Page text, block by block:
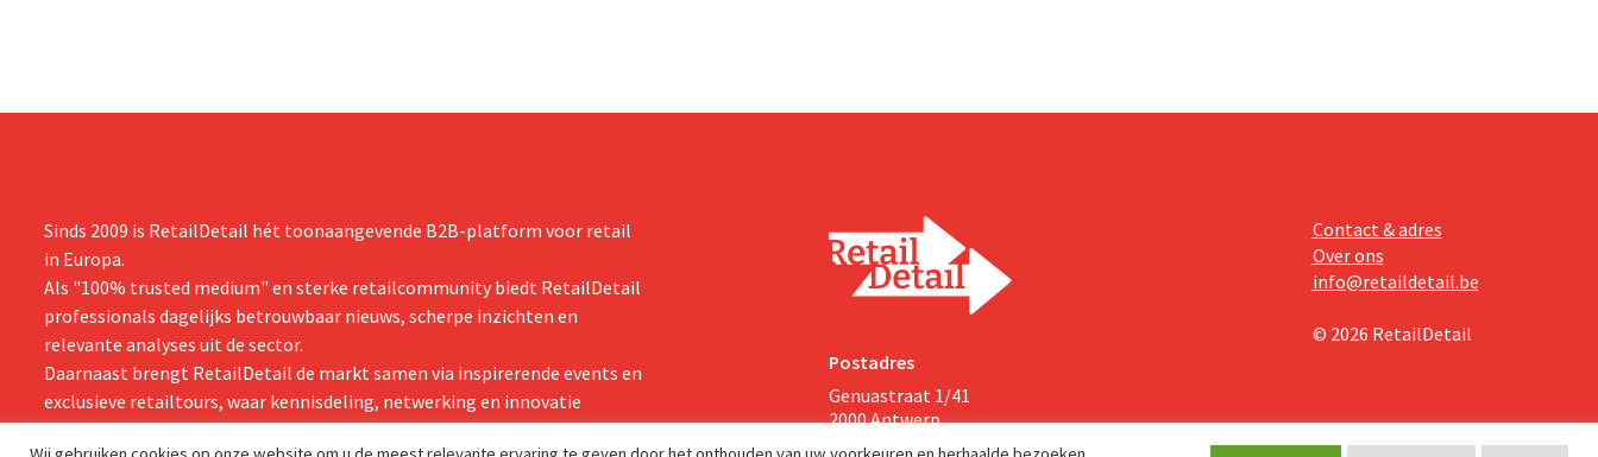
Sinds 2009 is RetailDetail hét toonaangevende B2B-platform voor retail
in Europa.
Als "100% trusted medium" en sterke retailcommunity biedt RetailDetail
professionals dagelijks betrouwbaar nieuws, scherpe inzichten en
relevante analyses uit de sector.
Daarnaast brengt RetailDetail de markt samen via inspirerende events en
exclusieve retailtours, waar kennisdeling, netwerking en innovatie
centraal staan.
Postadres
Genuastraat 1/41
2000 Antwerp
Contact & adres
Over ons
info@retaildetail.be
© 2026 RetailDetail